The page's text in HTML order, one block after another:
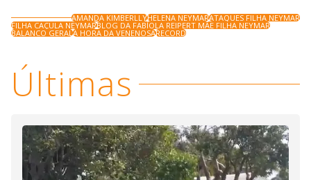
AMANDA KIMBERLLYHELENA NEYMARATAQUES FILHA NEYMAR
FILHA CAÇULA NEYMARBLOG DA FABÍOLA REIPERT MÃE FILHA NEYMAR
BALANCO GERALA HORA DA VENENOSARECORD
Últimas